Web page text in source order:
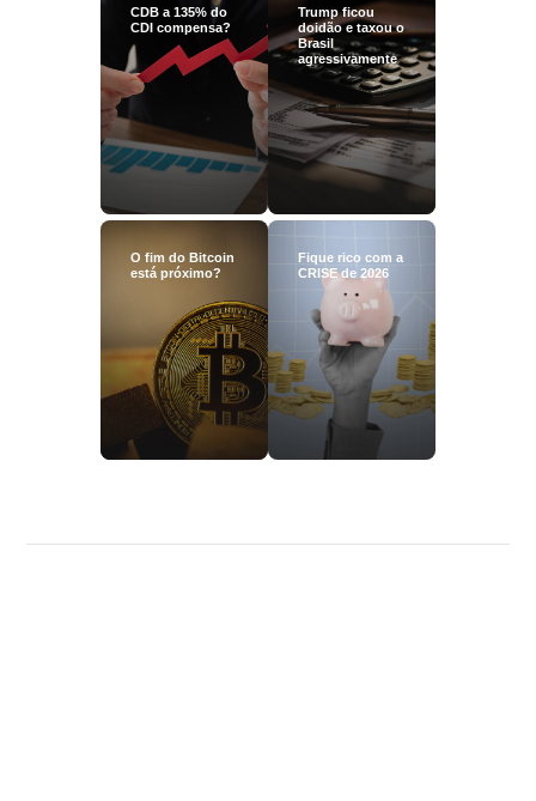
CDB a 135% do
CDI compensa?
Trump ficou
doidão e taxou o
Brasil
agressivamente
O fim do Bitcoin
está próximo?
Fique rico com a
CRISE de 2026